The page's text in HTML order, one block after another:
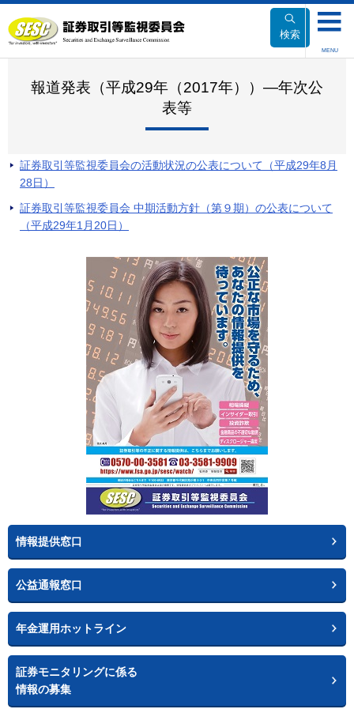
文
へ
検索
MENU
報道発表（平成29年（2017年））―年次公
表等
証券取引等監視委員会の活動状況の公表について（平成29年8月
28日）
証券取引等監視委員会 中期活動方針（第９期）の公表について
（平成29年1月20日）
情報提供窓口
公益通報窓口
年金運用ホットライン
証券モニタリングに係る
情報の募集